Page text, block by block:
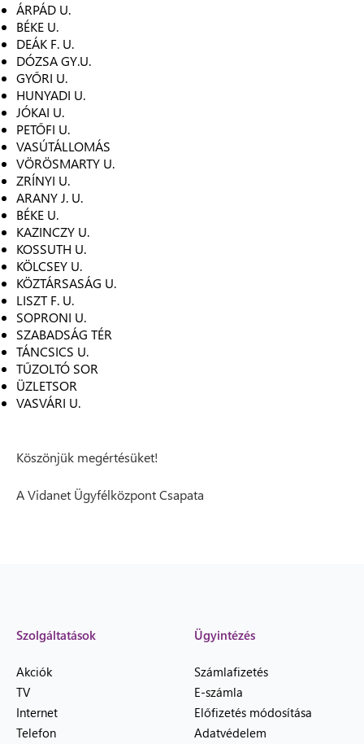
ÁRPÁD U.
BÉKE U.
DEÁK F. U.
DÓZSA GY.U.
GYŐRI U.
HUNYADI U.
JÓKAI U.
PETŐFI U.
VASÚTÁLLOMÁS
VÖRÖSMARTY U.
ZRÍNYI U.
ARANY J. U.
BÉKE U.
KAZINCZY U.
KOSSUTH U.
KÖLCSEY U.
KÖZTÁRSASÁG U.
LISZT F. U.
SOPRONI U.
SZABADSÁG TÉR
TÁNCSICS U.
TŰZOLTÓ SOR
ÜZLETSOR
VASVÁRI U.
Köszönjük megértésüket!
A Vidanet Ügyfélközpont Csapata
Szolgáltatások
Akciók
TV
Internet
Telefon
Ügyintézés
Számlafizetés
E-számla
Előfizetés módosítása
Adatvédelem